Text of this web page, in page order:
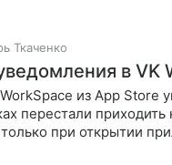
Ткаченко
в VK
из App Store
перестали приходить
при открытии